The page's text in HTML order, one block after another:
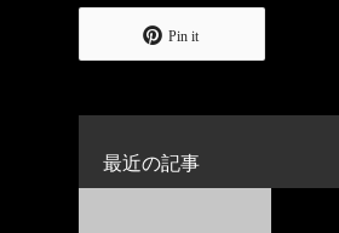
Pin it
最近の記事